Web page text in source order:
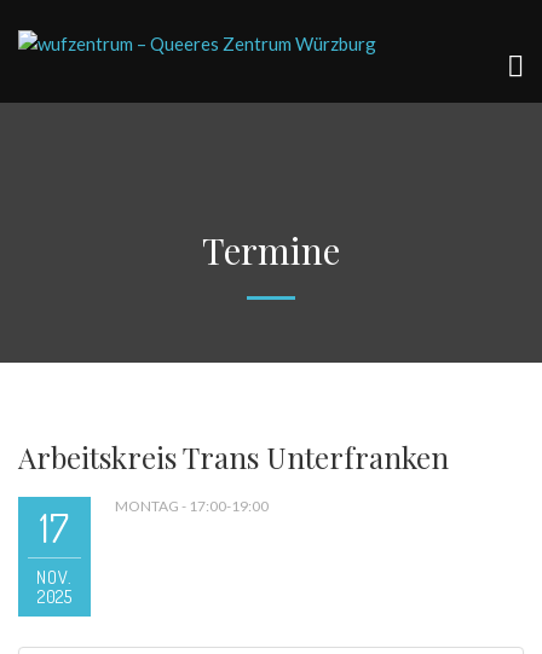
Termine
Arbeitskreis Trans Unterfranken
17
NOV.
2025
MONTAG - 17:00-19:00